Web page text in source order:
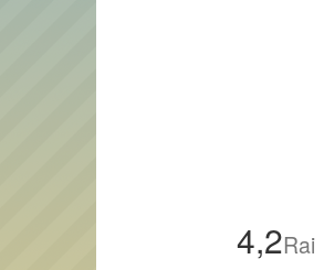
4,2Rai